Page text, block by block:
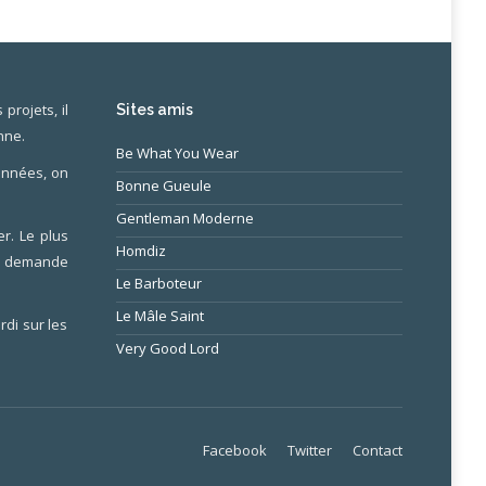
projets, il
on
Le plus
sur les
Sites amis
Be What You Wear
Bonne Gueule
Gentleman Moderne
Homdiz
Le Barboteur
Le Mâle Saint
Very Good Lord
Facebook Twitter Contact